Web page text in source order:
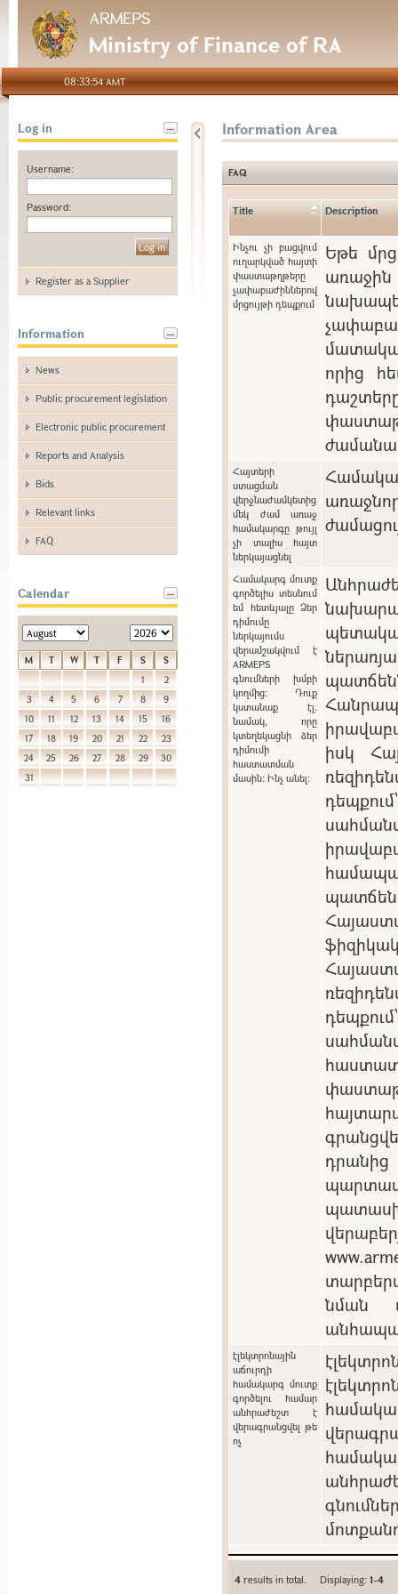
ARMEPS
Ministry of Finance of RA
08:33:54 AMT
Log in
Username:
Password:
Register as a Supplier
Information
News
Public procurement legislation
Electronic public procurement
Reports and Analysis
Bids
Relevant links
FAQ
Calendar
M T W T F S
S
1
2
3
4 5 6 7 8
9
10
11 12 13 14 15
16
17
18 19 20 21 22
23
24
25 26 27 28 29
30
31
Information Area
FAQ
Title Description
Ինչու չի բացվում
ուղարկված հայտի
փաստաթղթերը
չափաբաժիններով
մրցույթի դեպքում
Եթե
առաջին
որից
Հայտերի
ստացման
վերջնաժամկետից
մեկ ժամ առաջ
համակարգը թույլ
չի տալիս հայտ
ներկայացնել
Համակարգ մուտք
գործելիս տեսնում
եմ հետևյալը Ձեր
դիմումը
ներկայումս
վերամշակվում է
ARMEPS
գնումների խմբի
կողմից: Դուք
կստանաք էլ.
նամակ, որը
կտեղեկացնի ձեր
դիմումի
հաստատման
մասին: Ինչ անել:
իսկ
նման
էլեկտրոնային
աճուրդի
համակարգ մուտք
գործելու համար
անհրաժեշտ է
վերագրանցվել թե
ոչ
4 results in total. Displaying:1-4